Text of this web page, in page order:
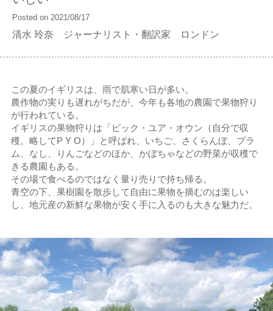
Posted on 2021/08/17
清水 玲奈 ジャーナリスト・翻訳家 ロンドン
この夏のイギリスは、雨で肌寒い日が多い。
農作物の実りも遅れがちだが、今年も各地の農園で果物狩り
が行われている。
イギリスの果物狩りは「ピック・ユア・オウン（自分で収
穫。略してP Y O）」と呼ばれ、いちご、さくらんぼ、プラ
ム、なし、りんごなどのほか、かぼちゃなどの野菜が収穫で
きる農園もある。
その場で食べるのではなく量り売りで持ち帰る。
青空の下、果樹園を散歩して自由に果物を摘むのは楽しい
し、地元産の新鮮な果物が安く手に入るのも大きな魅力だ。